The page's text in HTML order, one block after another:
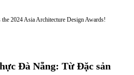
2024 Asia Architecture Design Awards!
Đà Nẵng: Từ Đặc sản